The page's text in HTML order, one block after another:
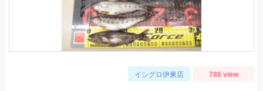
イシグロ伊東店 786 view